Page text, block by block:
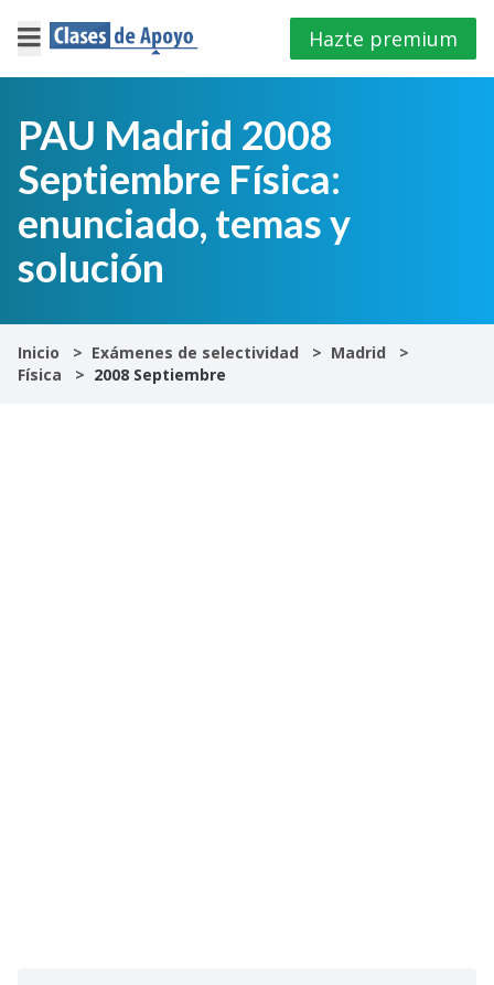
×
Iniciar
sesión
4º
E.S.O
1º
Bachillerato
Hazte premium
PAU Madrid 2008
Septiembre Física:
enunciado, temas y
solución
Inicio Exámenes de selectividad
Madrid
Física
2008 Septiembre